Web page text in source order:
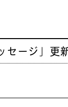
セージ」更